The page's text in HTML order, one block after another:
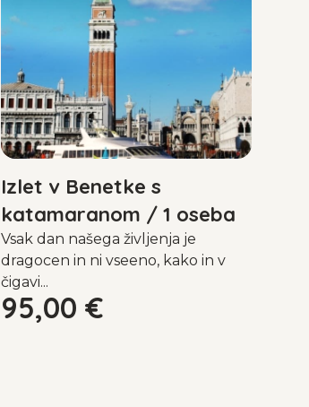
Izlet v Benetke s
katamaranom / 1 oseba
Vsak dan našega življenja je
dragocen in ni vseeno, kako in v
čigavi...
95,00 €